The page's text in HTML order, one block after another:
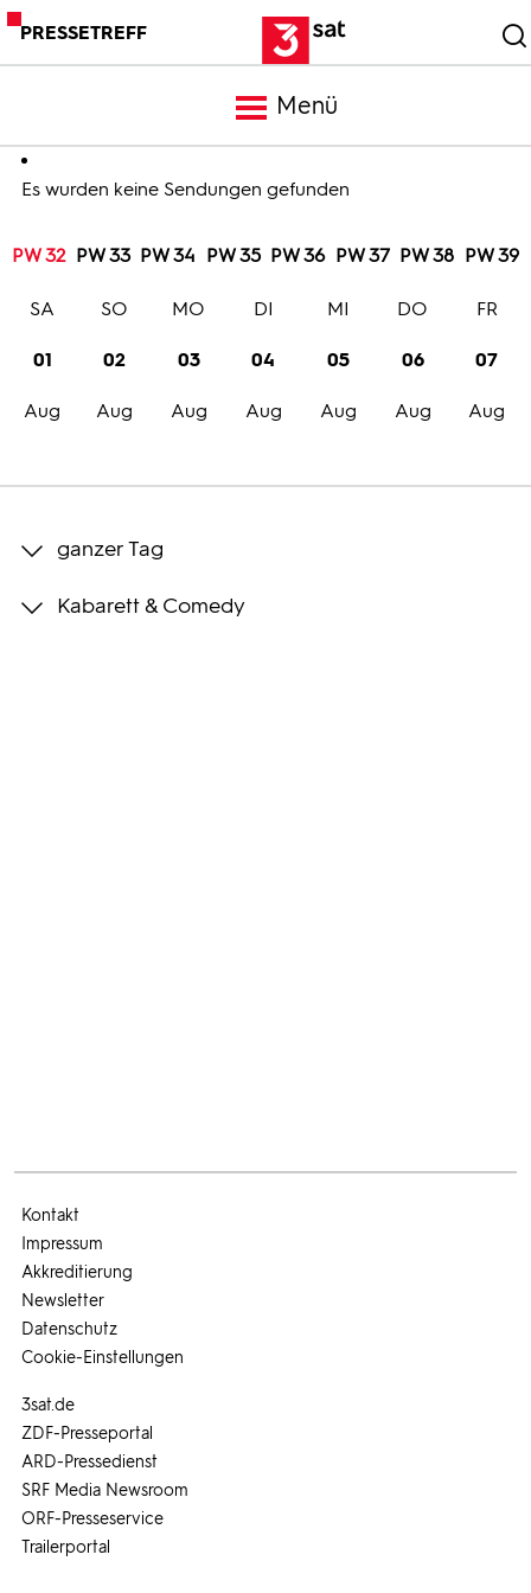
PRESSETREFF
Menü
Meldungen
Programm
Trailer
Bilder
Es wurden keine Sendungen gefunden
PW 32 PW 33 PW 34 PW 35 PW 36 PW 37 PW 38 PW 39
01
Aug
SA
02
Aug
SO
03
Aug
MO
04
Aug
DI
05
Aug
MI
06
Aug
DO
07
Aug
FR
ganzer Tag
Kabarett & Comedy
3sat.de
ZDF-Presseportal
ARD-Pressedienst
SRF Media Newsroom
ORF-Presseservice
Trailerportal
Kontakt
Impressum
Akkreditierung
Newsletter
Datenschutz
Cookie-Einstellungen